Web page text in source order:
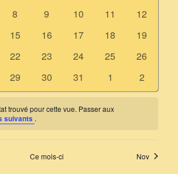
0
8
0
9
0
10
0
11
0
12
0
15
0
16
0
17
0
18
0
19
0
22
0
23
0
24
0
25
0
26
0
évènements
29
0
évènements
30
0
évènements
31
0
évènements
1
0
2
trouvé pour cette vue. Passer aux
suivants .
Ce mois-ci Nov